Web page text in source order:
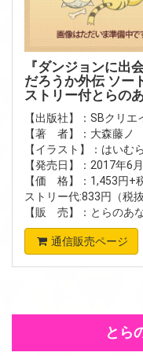
『ダンジョンに出
だろうか外伝 ソー
ストリー付とらの
【出版社】：SBクリエ
【著 者】：大森藤ノ
【イラスト】：はいむ
【発売日】：2017年6
【価 格】：1,453円+
ストリー代:833円（税抜
【販 売】： とらのあ
通信販売ページ
とら